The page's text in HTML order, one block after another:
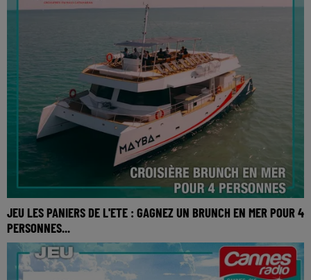
JEU LES PANIERS DE L'ETE : GAGNEZ UN BRUNCH EN MER POUR 4
PERSONNES...